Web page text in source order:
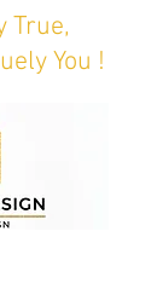
True,
You !